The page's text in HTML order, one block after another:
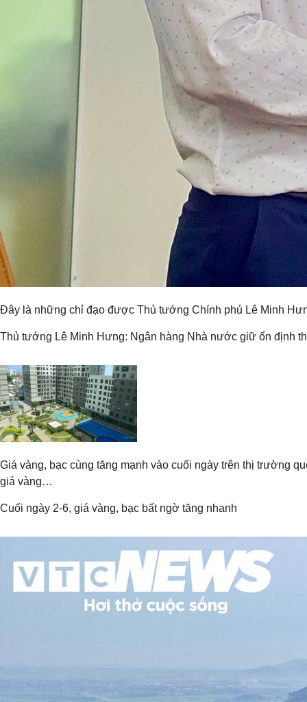
Đây là những chỉ đạo được Thủ tướng Chính phủ Lê Minh
Thủ tướng Lê Minh Hưng: Ngân hàng Nhà nước giữ ổn định
Giá vàng, bạc cùng tăng mạnh vào cuối ngày trên thị trường
giá vàng…
Cuối ngày 2-6, giá vàng, bạc bất ngờ tăng nhanh